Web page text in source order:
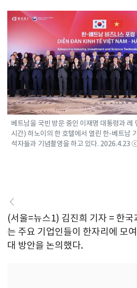
베트남을 국빈 방문 중인 이재명 대통령과 레
시간) 하노이의 한 호텔에서 열린 한-베트남
석자들과 기념촬영을 하고 있다. 2026.4.23
(서울=뉴스1) 김진희 기자 = 한국
는 주요 기업인들이 한자리에 모
대 방안을 논의했다.